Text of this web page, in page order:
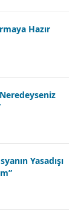
Hazır
Yasadışı